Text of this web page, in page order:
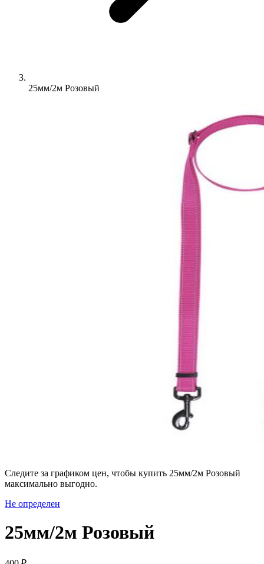
25мм/2м Розовый
Следите за графиком цен, чтобы купить 25мм/2м Розовый
максимально выгодно.
Не определен
25мм/2м Розовый